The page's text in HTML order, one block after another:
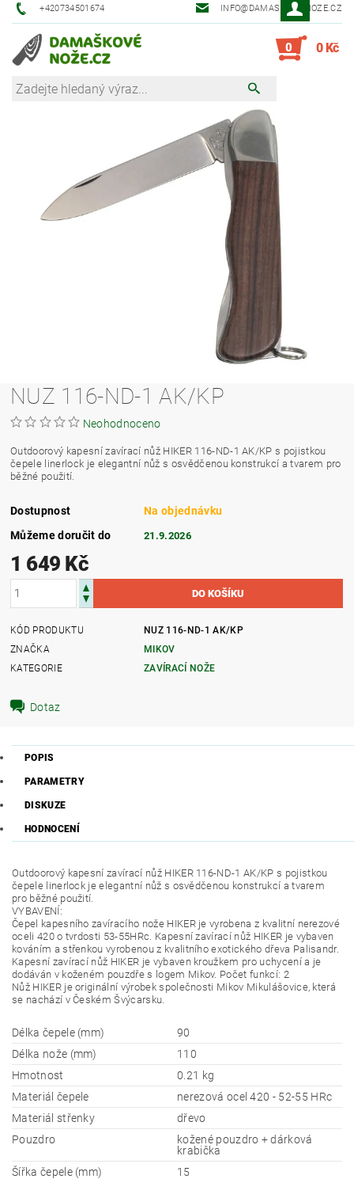
+420734501674 INFO@DAMASKOVE-NOZE.CZ
0 0 Kč
NUZ 116-ND-1 AK/KP
Neohodnoceno
Outdoorový kapesní zavírací nůž HIKER 116-ND-1 AK/KP s pojistkou
čepele linerlock je elegantní nůž s osvědčenou konstrukcí a tvarem pro
běžné použití.
Dostupnost
Na objednávku
Můžeme doručit do
21.9.2026
1 649 Kč
KÓD PRODUKTU
NUZ 116-ND-1 AK/KP
ZNAČKA
MIKOV
KATEGORIE
ZAVÍRACÍ NOŽE
Dotaz
POPIS
PARAMETRY
DISKUZE
HODNOCENÍ
Outdoorový kapesní zavírací nůž HIKER 116-ND-1 AK/KP s pojistkou
čepele linerlock je elegantní nůž s osvědčenou konstrukcí a tvarem
pro běžné použití.
VYBAVENÍ:
Čepel kapesního zavíracího nože HIKER je vyrobena z kvalitní nerezové
oceli 420 o tvrdosti 53-55HRc. Kapesní zavírací nůž HIKER je vybaven
kováním a střenkou vyrobenou z kvalitního exotického dřeva Palisandr.
Kapesní zavírací nůž HIKER je vybaven kroužkem pro uchycení a je
dodáván v koženém pouzdře s logem Mikov. Počet funkcí: 2
Nůž HIKER je originální výrobek společnosti Mikov Mikulášovice, která
se nachází v Českém Švýcarsku.
Délka čepele (mm)
90
Délka nože (mm)
110
Hmotnost
0.21 kg
Materiál čepele
nerezová ocel 420 - 52-55 HRc
Materiál střenky
dřevo
Pouzdro
kožené pouzdro + dárková
krabička
Šířka čepele (mm)
15